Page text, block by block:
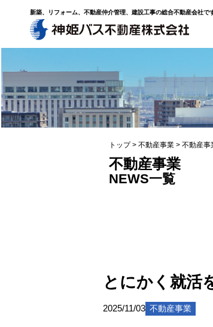
新築、リフォーム、不動産仲介管理、建設工事の総合不動産会社で
トップ> 不動産事業 > 不動産事
不動産事業
NEWS一覧
とにかく就活
2025/11/03 不動産事業